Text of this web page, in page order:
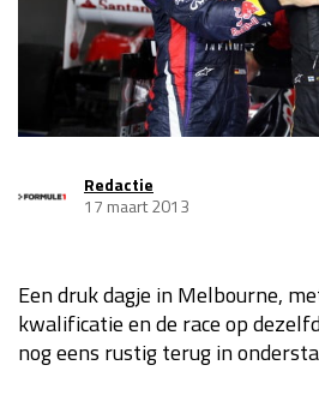
Race
GP VERENIGDE STATEN 2026
GP SÃO PAULO 2026
Kwalificatie
Race
Redactie
17 maart 2013
Een druk dagje in Melbourne,
kwalificatie en de race op
nog eens rustig terug in